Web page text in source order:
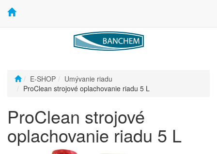
E-SHOP
Umývanie riadu
ProClean strojové oplachovanie riadu 5 L
ProClean strojové
oplachovanie riadu 5 L